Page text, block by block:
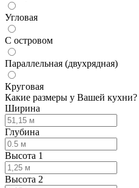
Угловая
С островом
Параллельная (двухрядная)
Круговая
Какие размеры у Вашей кухни?
Ширина
Глубина
Высота 1
Высота 2